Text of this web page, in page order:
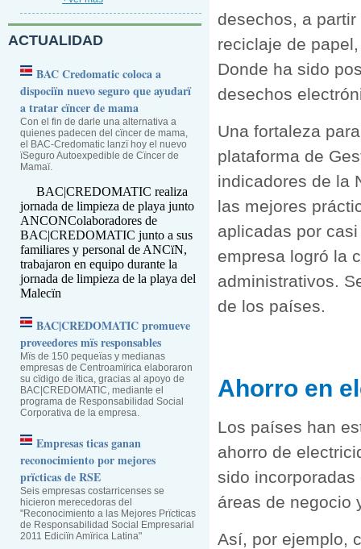
ACTUALIDAD
BAC Credomatic coloca a
dispociïn nuevo seguro que ayudarï
a tratar cïncer de mama
Con el fin de darle una alternativa a
quienes padecen del cïncer de mama,
el BAC-Credomatic lanzï hoy el nuevo
ïSeguro Autoexpedible de Cïncer de
Mamaï.
BAC|CREDOMATIC realiza
jornada de limpieza de playa junto
ANCONColaboradores de
BAC|CREDOMATIC junto a sus
familiares y personal de ANCïN,
trabajaron en equipo durante la
jornada de limpieza de la playa del
Malecïn
BAC|CREDOMATIC promueve
proveedores mïs responsables
Mïs de 150 pequeïas y medianas
empresas de Centroamïrica elaboraron
su cïdigo de ïtica, gracias al apoyo de
BAC|CREDOMATIC, mediante el
programa de Responsabilidad Social
Corporativa de la empresa.
Empresas ticas ganan
reconocimiento por mejores
prïcticas de RSE
Seis empresas costarricenses se
hicieron merecedoras del
"Reconocimiento a las Mejores Prïcticas
de Responsabilidad Social Empresarial
2011 Ediciïn Amïrica Latina"
desechos, a
reciclaje de
Donde ha sido
desechos
Una fortaleza
plataforma de
indicadores de la
las mejores
aplicadas por
empresa logró la
administrativos.
de los países.
Ahorro en
Los países han
ahorro de
sido
áreas de negocio
Así, por ejemplo,